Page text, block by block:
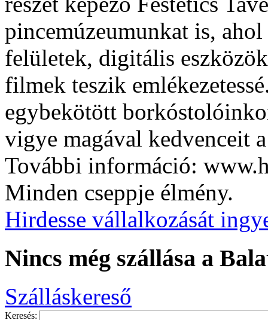
pincemúzeumunkat is,
felületek, digitális
filmek teszik
egybekötött
vigye magával kedvenceit
További információ:
Minden cseppje élmény.
Hirdesse vállalkozását
Nincs még szállása a
Szálláskereső
Keresés: